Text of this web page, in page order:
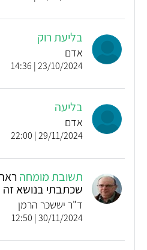
בליעת רוק
אדם
23/10/2024 | 14:36
בליעה
אדם
29/11/2024 | 22:00
תשובת מומחה
שכתבתי בנושא זה
ד"ר יששכר הרמן
30/11/2024 | 12:50